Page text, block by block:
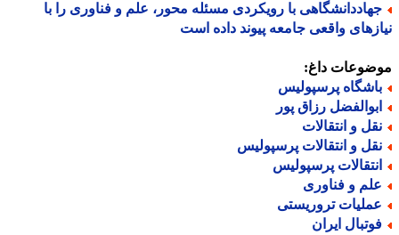
با رویکردی مسئله محور، علم و فناوری را با
واقعی جامعه پیوند داده است
داغ:
پرسپولیس
رزاق پور
و انتقالات
و انتقالات پرسپولیس
پرسپولیس
و فناوری
تروریستی
ایران